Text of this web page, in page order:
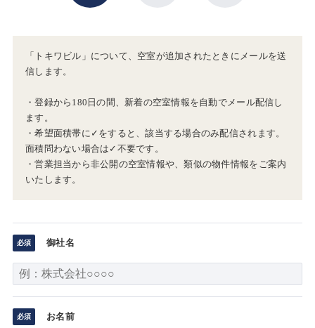
「トキワビル」について、空室が追加されたときにメールを送
信します。
・登録から180日の間、新着の空室情報を自動でメール配信し
ます。
・希望面積帯に✓をすると、該当する場合のみ配信されます。
面積問わない場合は✓不要です。
・営業担当から非公開の空室情報や、類似の物件情報をご案内
いたします。
御社名
お名前